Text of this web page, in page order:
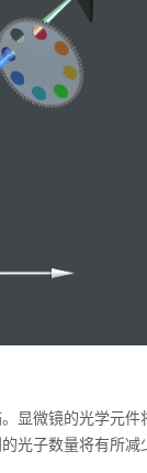
微镜的光学元件
子数量将有所减